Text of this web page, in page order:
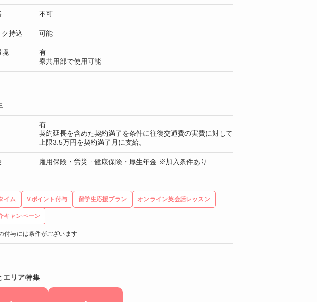
不可
ク持込 可能
境
有
寮共用部で使用可能
有
契約延長を含めた契約満了を条件に往復交通費の実費に対して
上限3.5万円を契約満了月に支給。
雇用保険・労災・健康保険・厚生年金 ※加入条件あり
イム Vポイント付与 留学生応援プラン オンライン英会話レッスン
キャンペーン
付与には条件がございます
エリア特集